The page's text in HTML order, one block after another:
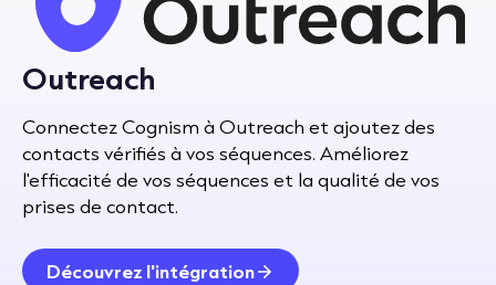
Outreach
Connectez Cognism à Outreach et ajoutez des
contacts vérifiés à vos séquences. Améliorez
l'efficacité de vos séquences et la qualité de vos
prises de contact.
Découvrez l'intégration